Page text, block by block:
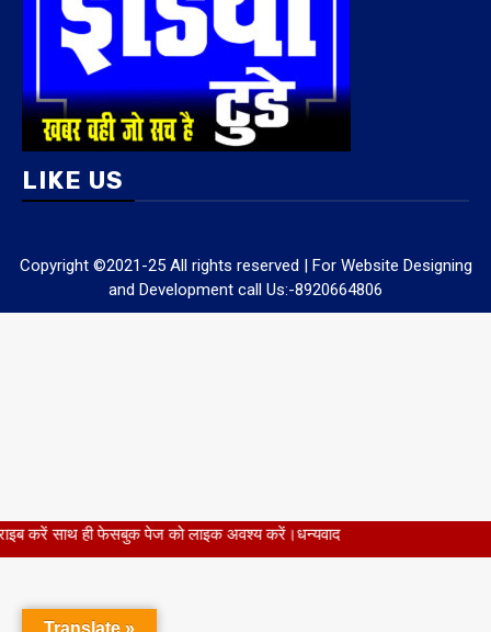
LIKE US
Copyright ©2021-25 All rights reserved | For Website Designing
and Development call Us:-8920664806
Translate »
पेज को लाइक अवश्य करें।धन्यवाद